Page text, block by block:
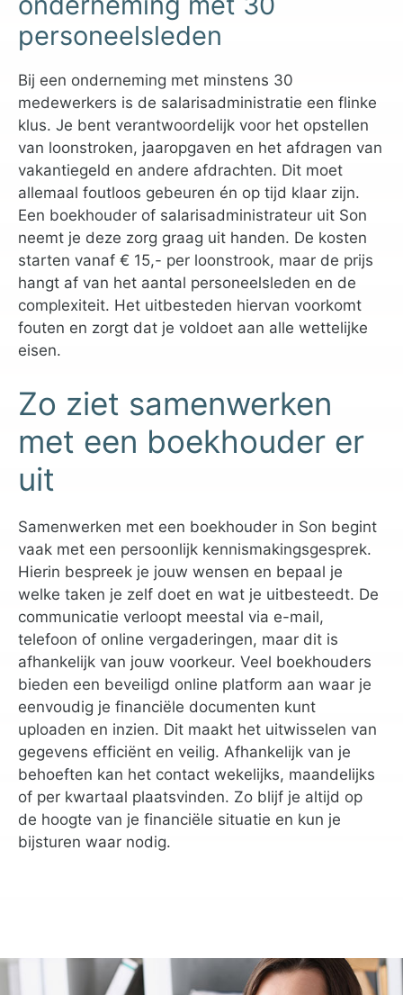
personeelsleden
Bij een onderneming met minstens 30
medewerkers is de salarisadministratie een flinke
klus. Je bent verantwoordelijk voor het opstellen
van loonstroken, jaaropgaven en het afdragen van
vakantiegeld en andere afdrachten. Dit moet
allemaal foutloos gebeuren én op tijd klaar zijn.
Een boekhouder of salarisadministrateur uit Son
neemt je deze zorg graag uit handen. De kosten
starten vanaf € 15,- per loonstrook, maar de prijs
hangt af van het aantal personeelsleden en de
complexiteit. Het uitbesteden hiervan voorkomt
fouten en zorgt dat je voldoet aan alle wettelijke
eisen.
Zo ziet samenwerken
met een boekhouder er
uit
Samenwerken met een boekhouder in Son begint
vaak met een persoonlijk kennismakingsgesprek.
Hierin bespreek je jouw wensen en bepaal je
welke taken je zelf doet en wat je uitbesteedt. De
communicatie verloopt meestal via e-mail,
telefoon of online vergaderingen, maar dit is
afhankelijk van jouw voorkeur. Veel boekhouders
bieden een beveiligd online platform aan waar je
eenvoudig je financiële documenten kunt
uploaden en inzien. Dit maakt het uitwisselen van
gegevens efficiënt en veilig. Afhankelijk van je
behoeften kan het contact wekelijks, maandelijks
of per kwartaal plaatsvinden. Zo blijf je altijd op
de hoogte van je financiële situatie en kun je
bijsturen waar nodig.